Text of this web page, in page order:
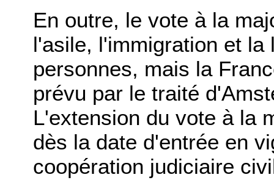
En outre, le vote à la
l'asile, l'immigration et la
personnes, mais la
prévu par le traité
L'extension du vote à la
dès la date d'entrée en
coopération judiciaire